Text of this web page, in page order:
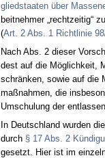
glied­staa­ten über
beit­neh­mer „recht­zei­tig“
(Art. 2 Abs. 1 Richt­li­nie
Nach Abs. 2 die­ser
dest auf die Möglich­keit,
schränken, so­wie auf die
maßnah­men, die
Um­schu­lung der
In Deutsch­land wur­den
durch § 17 Abs. 2
ge­setzt. Hier ist im